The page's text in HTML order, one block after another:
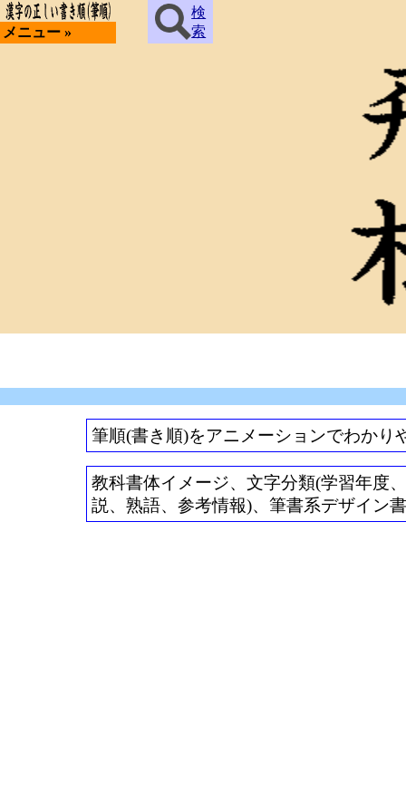
メニュー »
検
索
筆順(書き順)をアニメーションでわかり
教科書体イメージ、文字分類(学習年度
説、熟語、参考情報)、筆書系デザイン